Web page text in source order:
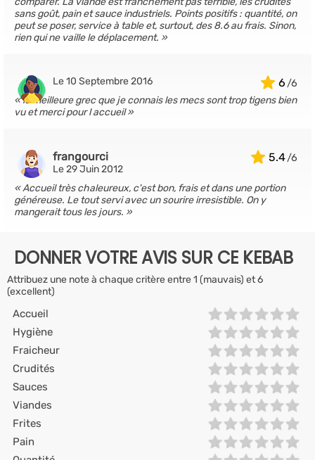
sans goût, pain et sauce industriels. Points positifs : quantité, on
peut se poser, service à table et, surtout, des 8.6 au frais. Sinon,
rien qui ne vaille le déplacement.
6
Le 10 Septembre 2016
le meilleure grec que je connais les mecs sont trop tigens bien
vu et merci pour l accueil
5.4
frangourci
Le 29 Juin 2012
Accueil très chaleureux, c'est bon, frais et dans une portion
généreuse. Le tout servi avec un sourire irresistible. On y
mangerait tous les jours.
DONNER VOTRE AVIS SUR CE KEBAB
Attribuez une note à chaque critère entre 1 (mauvais) et 6
(excellent)
Accueil
Hygiène
Fraicheur
Crudités
Sauces
Viandes
Frites
Pain